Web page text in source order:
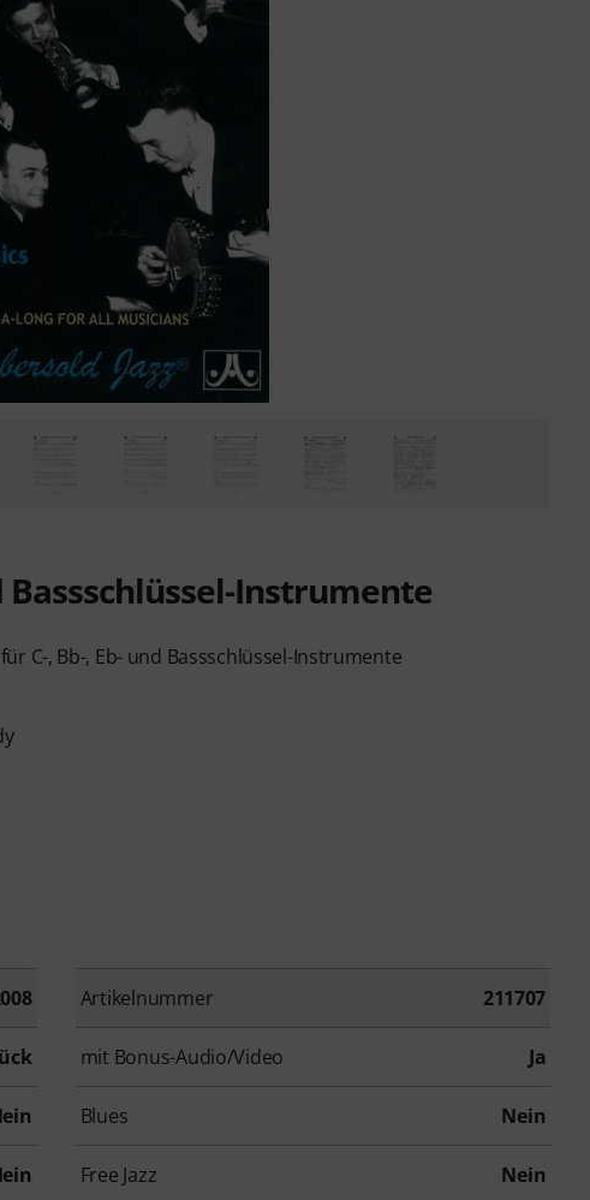
Bassschlüssel-Instrumente
C-, Bb-, Eb- und Bassschlüssel-Instrumente
Artikelnummer 211707
mit Bonus-Audio/Video Ja
Blues Nein
Free Jazz Nein